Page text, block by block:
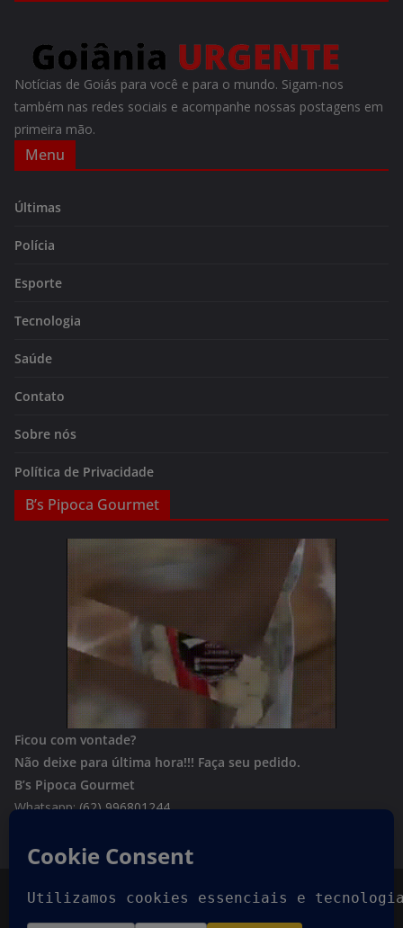
Notícias de Goiás para você e para o mundo. Sigam-nos
também nas redes sociais e acompanhe nossas postagens em
primeira mão.
Menu
Últimas
Polícia
Esporte
Tecnologia
Saúde
Contato
Sobre nós
Política de Privacidade
B’s Pipoca Gourmet
Ficou com vontade?
Não deixe para última hora!!! Faça seu pedido.
B’s Pipoca Gourmet
Whatsapp:(62) 996801244
Copyright © 2026Goiania Urgente. Todos os direitos